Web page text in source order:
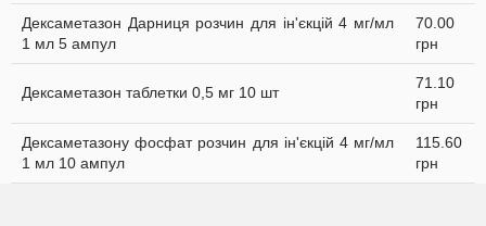
Дексаметазон Дарниця розчин для ін'єкцій 4 мг/мл
1 мл 5 ампул
70.00
грн
Дексаметазон таблетки 0,5 мг 10 шт
71.10
грн
Дексаметазону фосфат розчин для ін'єкцій 4 мг/мл
1 мл 10 ампул
115.60
грн